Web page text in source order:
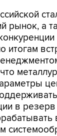
рынок, а
итогам
в